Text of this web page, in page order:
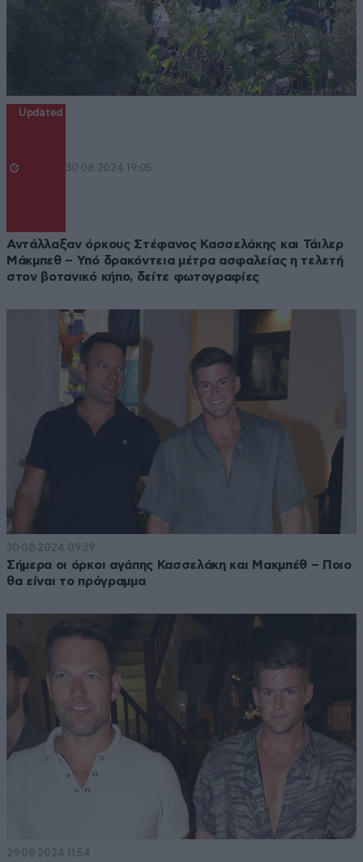
Updated
30·08·2024 19:05
Αντάλλαξαν όρκους Στέφανος Κασσελάκης και Τάιλερ
Μάκμπεθ – Υπό δρακόντεια μέτρα ασφαλείας η τελετή
στον βοτανικό κήπο, δείτε φωτογραφίες
30·08·2024 09:39
Σήμερα οι όρκοι αγάπης Κασσελάκη και Μακμπέθ – Ποιο
θα είναι το πρόγραμμα
29·08·2024 11:54